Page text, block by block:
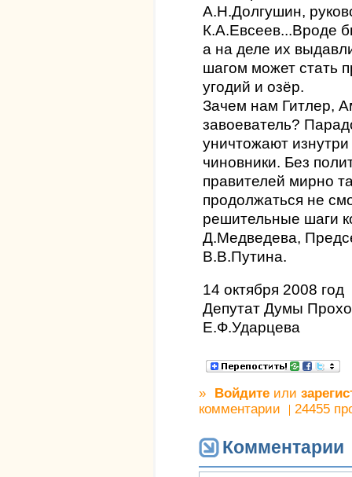
А.Н.Долгушин,
К.А.Евсеев...Вроде
а на деле их
шагом может стать
угодий и озёр.
Зачем нам Гитлер,
завоеватель?
уничтожают
чиновники. Без
правителей мирно
продолжаться не
решительные шаги
Д.Медведева,
В.В.Путина.
14 октября 2008 год
Депутат Думы
Е.Ф.Ударцева
» Войдите или
комментарии
24455
Комментарии